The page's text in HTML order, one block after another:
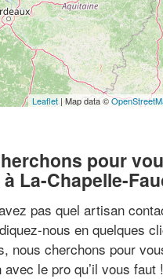
Leaflet | Map data ©
pour
La-Chapelle-
pas quel artisan
nous en quelques
nous cherchons pour
le pro qu’il vous faut !